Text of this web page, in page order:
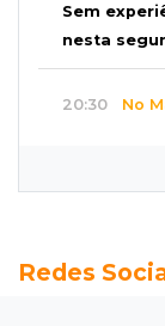
Sem
nesta
20:30 No
Seleções
Redes